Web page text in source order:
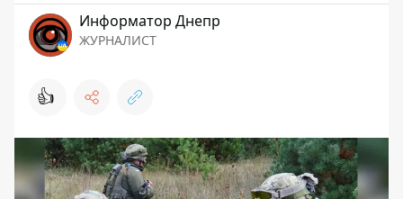
Информатор Днепр
ЖУРНАЛИСТ
👍